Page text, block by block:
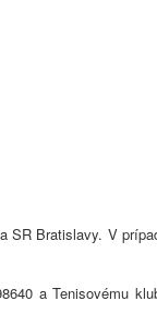
SR Bratislavy. V
a Tenisovému